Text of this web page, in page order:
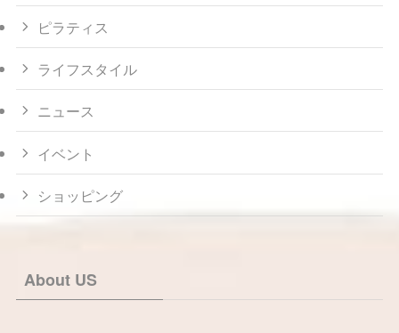
ピラティス
ライフスタイル
ニュース
イベント
ショッピング
About US